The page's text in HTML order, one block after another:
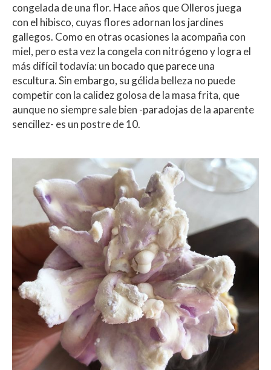
congelada de una flor. Hace años que Olleros juega
con el hibisco, cuyas flores adornan los jardines
gallegos. Como en otras ocasiones la acompaña con
miel, pero esta vez la congela con nitrógeno y logra el
más difícil todavía: un bocado que parece una
escultura. Sin embargo, su gélida belleza no puede
competir con la calidez golosa de la masa frita, que
aunque no siempre sale bien -paradojas de la aparente
sencillez- es un postre de 10.